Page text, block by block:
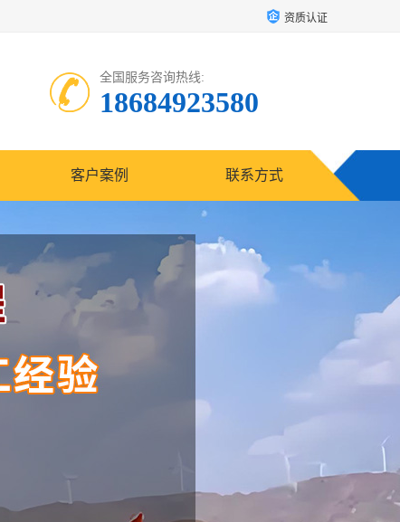
资质认证
全国服务咨询热线:
18684923580
客户案例 联系方式